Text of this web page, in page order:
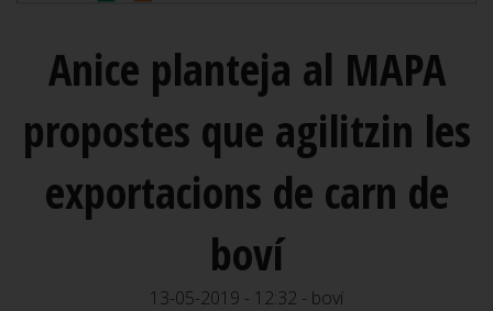
Anice planteja al MAPA
propostes que agilitzin les
exportacions de carn de
boví
13-05-2019 - 12:32 - boví